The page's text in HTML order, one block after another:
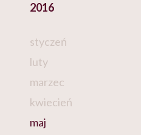
2016
styczeń
luty
marzec
kwiecień
maj